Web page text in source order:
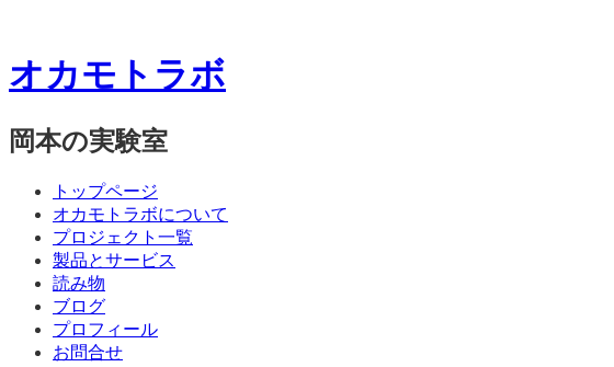
オカモトラボ
岡本の実験室
トップページ
オカモトラボについて
プロジェクト一覧
製品とサービス
読み物
ブログ
プロフィール
お問合せ